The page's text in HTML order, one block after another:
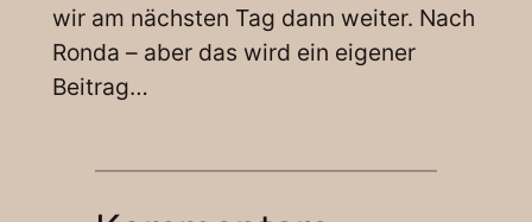
wir am nächsten Tag dann weiter. Nach
Ronda – aber das wird ein eigener
Beitrag…